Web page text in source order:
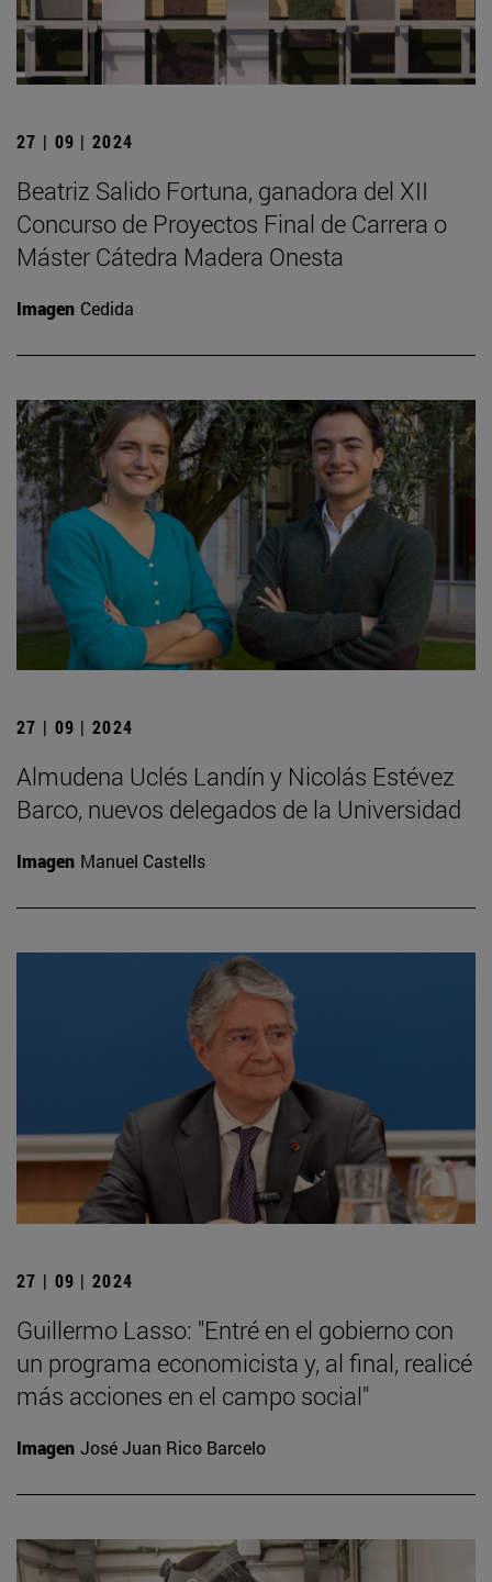
27 | 09 | 2024
Beatriz Salido Fortuna, ganadora del XII
Concurso de Proyectos Final de Carrera o
Máster Cátedra Madera Onesta
Imagen Cedida
27 | 09 | 2024
Almudena Uclés Landín y Nicolás Estévez
Barco, nuevos delegados de la Universidad
Imagen Manuel Castells
27 | 09 | 2024
Guillermo Lasso: "Entré en el gobierno con
un programa economicista y, al final, realicé
más acciones en el campo social"
Imagen José Juan Rico Barcelo